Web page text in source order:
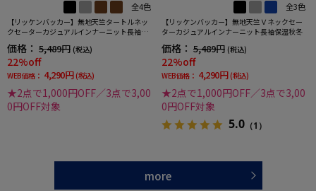
全4色
【リッケンバッカー】無地天竺タートルネッ
クセーターカジュアルインナーニット長袖保
温秋冬
価格： 5,489円 (税込)
22%off
WEB価格： 4,290円 (税込)
★2点で1,000円OFF／3点で3,00
0円OFF対象
全3色
【リッケンバッカー】無地天竺Ｖネックセー
ターカジュアルインナーニット長袖保温秋冬
価格： 5,489円 (税込)
22%off
WEB価格： 4,290円 (税込)
★2点で1,000円OFF／3点で3,00
0円OFF対象
5.0 （1）
more